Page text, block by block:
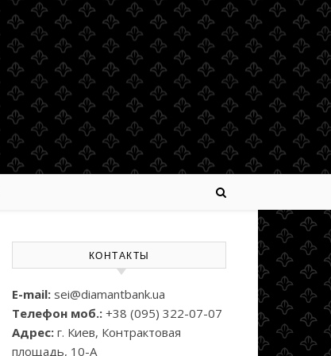
КОНТАКТЫ
E-mail: sei@diamantbank.ua
Телефон моб.: +38 (095) 322-07-07
Адрес: г. Киев, Контрактовая
площадь, 10-А